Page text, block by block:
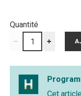
Quantité
Cet